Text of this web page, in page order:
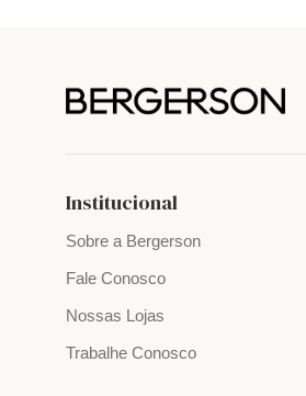
Institucional
Sobre a Bergerson
Fale Conosco
Nossas Lojas
Trabalhe Conosco